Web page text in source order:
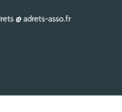
@ adrets-asso.fr